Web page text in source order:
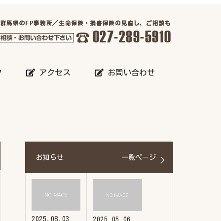
アクセス お問い合わせ
お知らせ 一覧ページ
2025.08.03 2025.05.06